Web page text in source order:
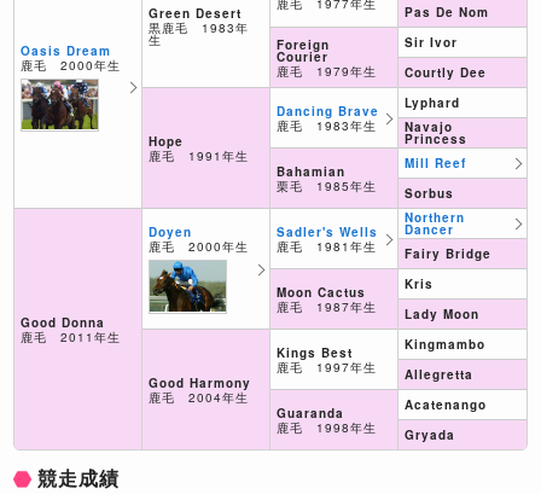
Oasis Dream
鹿毛 2000年生
Good Donna
鹿毛 2011年生
Green Desert
黒鹿毛 1983年
生
Hope
鹿毛 1991年生
Doyen
鹿毛 2000年生
Good Harmony
鹿毛 2004年生
鹿毛 1977年生
Foreign
Courier
鹿毛 1979年生
Dancing Brave
鹿毛 1983年生
Bahamian
栗毛 1985年生
Sadler's Wells
鹿毛 1981年生
Moon Cactus
鹿毛 1987年生
Kings Best
鹿毛 1997年生
Guaranda
鹿毛 1998年生
Pas De Nom
Sir Ivor
Courtly Dee
Lyphard
Navajo
Princess
Mill Reef
Sorbus
Northern
Dancer
Fairy Bridge
Kris
Lady Moon
Kingmambo
Allegretta
Acatenango
Gryada
競走成績